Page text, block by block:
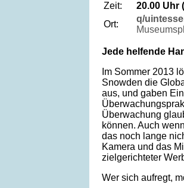
Zeit:
20.00 Uhr
Ort:
q/
Jede helfende
Im Sommer 2013
Snowden die
aus, und gaben
Überwachung
können. Auch
das noch lange
Kamera und das
zielgerichteter
Wer sich aufregt,